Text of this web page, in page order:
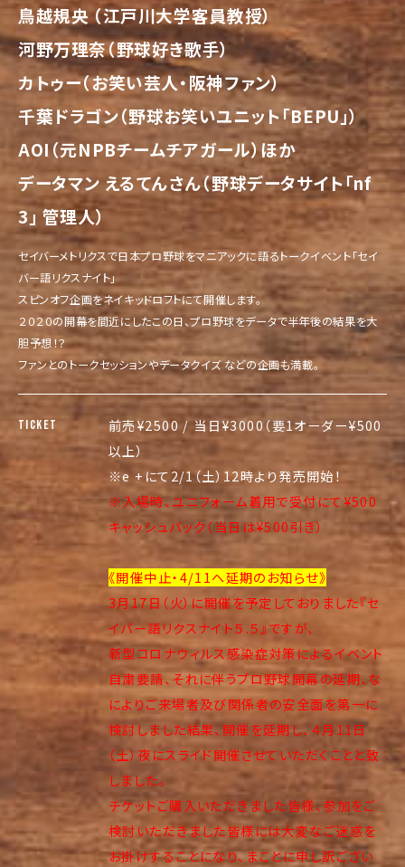
鳥越規央 （江戸川大学客員教授）
河野万理奈（野球好き歌手）
カトゥー（お笑い芸人・阪神ファン）
千葉ドラゴン（野球お笑いユニット「BEPU」）
AOI（元NPBチームチアガール）ほか
データマン えるてんさん（野球データサイト「nf
3」 管理人）
セイバーメトリクスで日本プロ野球をマニアックに語るトークイベント「セイ
バー語リクスナイト」
スピンオフ企画をネイキッドロフトにて開催します。
２０２０の開幕を間近にしたこの日、プロ野球をデータで半年後の結果を大
胆予想！？
ファンとのトークセッションやデータクイズ などの企画も満載。
TICKET
前売¥2500 / 当日¥3000（要1オーダー¥500
以上）
※e +にて2/1（土）12時より発売開始！
※入場時、ユニフォーム着用で受付にて¥500
キャッシュバック（当日は¥500引き）
《開催中止・4/11へ延期のお知らせ》
3月17日（火）に開催を予定しておりました『セ
イバー語リクスナイト５.５』ですが、
新型コロナウィルス感染症対策によるイベント
自粛要請、それに伴うプロ野球開幕の延期、な
によりご来場者及び関係者の安全面を第一に
検討しました結果、開催を延期し、４月11日
（土）夜にスライド開催させていただくことと致
しました。
チケットご購入いただきました皆様、参加をご
検討いただきました皆様には大変なご迷惑を
お掛けすることになり、まことに申し訳ござい